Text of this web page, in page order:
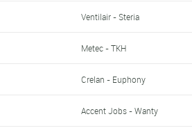
Ventilair - Steria
Metec - TKH
Crelan - Euphony
Accent Jobs - Wanty